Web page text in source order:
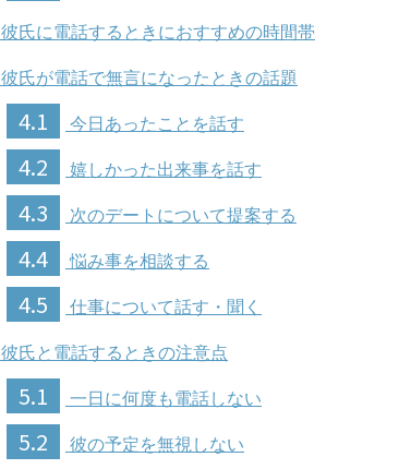
彼氏に電話するときにおすすめの時間帯
彼氏が電話で無言になったときの話題
4.1 今日あったことを話す
4.2 嬉しかった出来事を話す
4.3 次のデートについて提案する
4.4 悩み事を相談する
4.5 仕事について話す・聞く
彼氏と電話するときの注意点
5.1 一日に何度も電話しない
5.2 彼の予定を無視しない